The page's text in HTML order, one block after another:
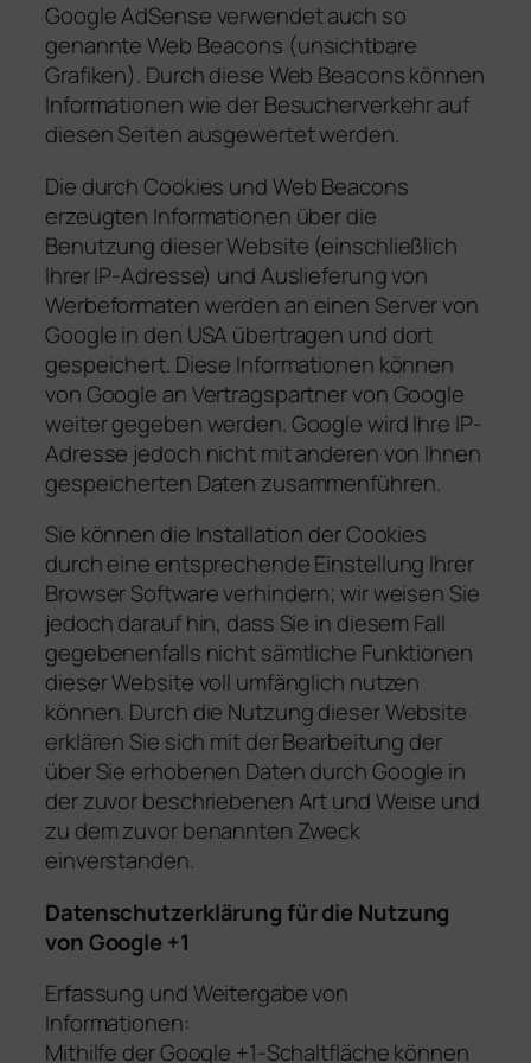
Google AdSense verwendet auch so
genannte Web Beacons (unsichtbare
Grafiken). Durch diese Web Beacons können
Informationen wie der Besucherverkehr auf
diesen Seiten ausgewertet werden.
Die durch Cookies und Web Beacons
erzeugten Informationen über die
Benutzung dieser Website (einschließlich
Ihrer IP-Adresse) und Auslieferung von
Werbeformaten werden an einen Server von
Google in den USA übertragen und dort
gespeichert. Diese Informationen können
von Google an Vertragspartner von Google
weiter gegeben werden. Google wird Ihre IP-
Adresse jedoch nicht mit anderen von Ihnen
gespeicherten Daten zusammenführen.
Sie können die Installation der Cookies
durch eine entsprechende Einstellung Ihrer
Browser Software verhindern; wir weisen Sie
jedoch darauf hin, dass Sie in diesem Fall
gegebenenfalls nicht sämtliche Funktionen
dieser Website voll umfänglich nutzen
können. Durch die Nutzung dieser Website
erklären Sie sich mit der Bearbeitung der
über Sie erhobenen Daten durch Google in
der zuvor beschriebenen Art und Weise und
zu dem zuvor benannten Zweck
einverstanden.
Datenschutzerklärung für die Nutzung
von Google +1
Erfassung und Weitergabe von
Informationen:
Mithilfe der Google +1-Schaltfläche können